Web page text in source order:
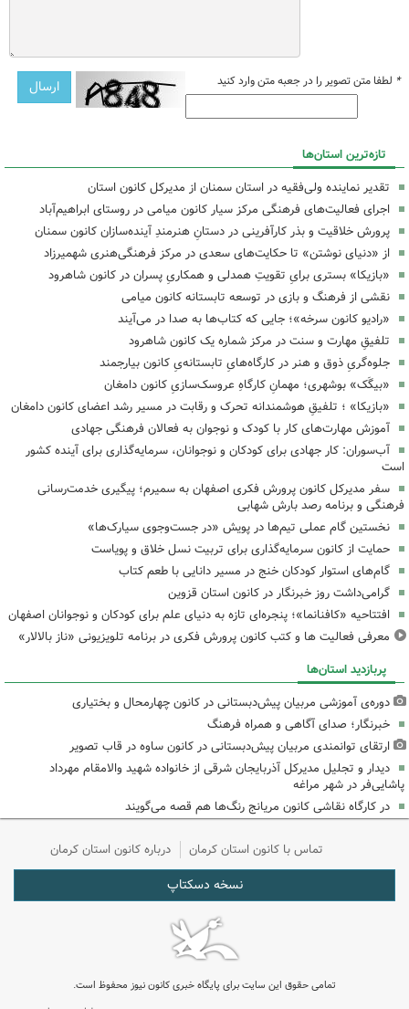
* لطفا متن تصویر را در جعبه متن وارد کنید
تازه‌ترین استان‌ها
تقدیر نماینده ولی‌فقیه در استان سمنان از مدیرکل کانون استان
اجرای فعالیت‌های فرهنگی مرکز سیار کانون میامی در روستای ابراهیم‌آباد
پرورش خلاقیت و بذر کارآفرینی در دستانِ هنرمندِ آینده‌سازان کانون سمنان
از «دنیای نوشتن» تا حکایت‌های سعدی در مرکز فرهنگی‌هنری شهمیرزاد
«بازیکا» بستری برایِ تقویتِ همدلی و همکاریِ پسران در کانون شاهرود
نقشی از فرهنگ و بازی در توسعه تابستانه کانون میامی
«رادیو کانون سرخه»؛ جایی که کتاب‌ها به صدا در می‌آیند
تلفیقِ مهارت و سنت در مرکز شماره یک کانون شاهرود
جلوه‌گریِ ذوق و هنر در کارگاه‌هایِ تابستانه‌یِ کانون بیارجمند
«بیگَک» بوشهری؛ مهمانِ کارگاهِ عروسک‌سازیِ کانون دامغان
«بازیکا» ؛ تلفیقِ هوشمندانه تحرک و رقابت در مسیر رشد اعضای کانون دامغان
آموزش مهارت‌های کار با کودک و نوجوان به فعالان فرهنگی جهادی
آب‌سوران: کار جهادی برای کودکان و نوجوانان، سرمایه‌گذاری برای آینده کشور
است
سفر مدیرکل کانون پرورش فکری اصفهان به سمیرم؛ پیگیری خدمت‌رسانی
فرهنگی و برنامه رصد بارش شهابی
نخستین گام عملی تیم‌ها در پویش «در جست‌وجوی سیارک‌ها»
حمایت از کانون سرمایه‌گذاری برای تربیت نسل خلاق و پویاست
گام‌های استوار کودکان خنج در مسیر دانایی با طعم کتاب
گرامی‌داشت روز خبرنگار در کانون استان قزوین
افتتاحیه «کافنانما»؛ پنجره‌ای تازه به دنیای علم برای کودکان و نوجوانان اصفهان
معرفی فعالیت ها و کتب کانون پرورش فکری در برنامه تلویزیونی «ناز بالالار»
پربازدید استان‌ها
دوره‌ی آموزشی مربیان پیش‌دبستانی در کانون چهارمحال و بختیاری
خبرنگار؛ صدای آگاهی و همراه فرهنگ
ارتقای توانمندی مربیان پیش‌دبستانی در کانون ساوه در قاب تصویر
دیدار و تجلیل مدیرکل آذربایجان شرقی از خانواده شهید والامقام مهرداد
پاشایی‌فر در شهر مراغه
در کارگاه نقاشی کانون مریانج رنگ‌ها هم قصه می‌گویند
تماس با کانون استان کرمان درباره کانون استان کرمان
نسخه دسکتاپ
تمامی حقوق این سایت برای پایگاه خبری کانون نیوز محفوظ است.